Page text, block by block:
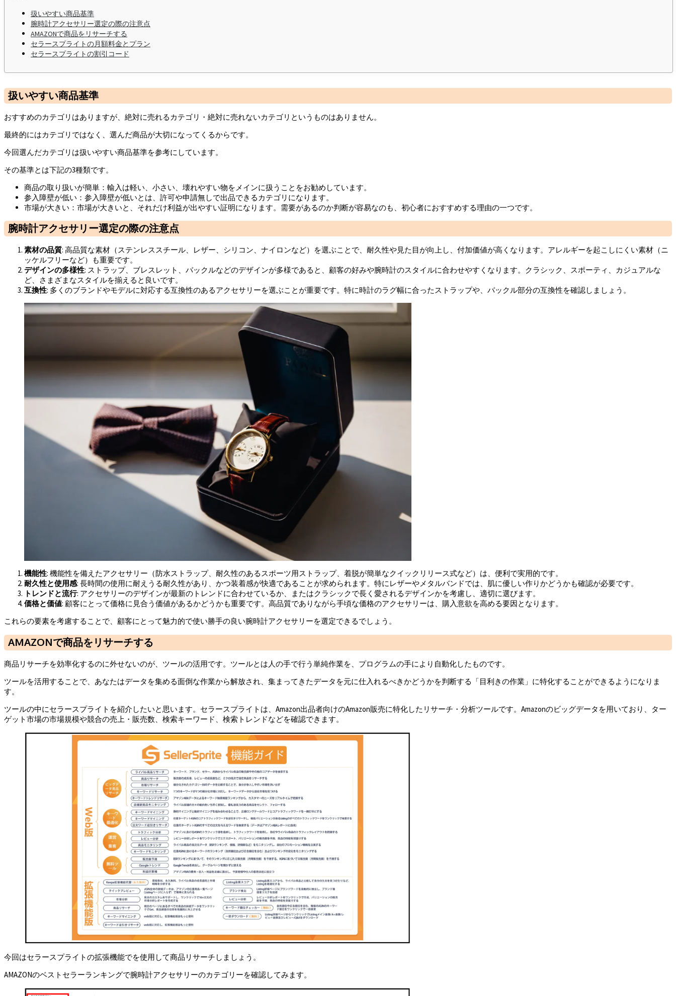
扱いやすい商品基準
腕時計アクセサリー選定の際の注意点
AMAZONで商品をリサーチする
セラースプライトの月額料金とプラン
セラースプライトの割引コード
扱いやすい商品基準
おすすめのカテゴリはありますが、絶対に売れるカテゴリ・絶対に売れないカテゴリというものはありません。
最終的にはカテゴリではなく、選んだ商品が大切になってくるからです。
今回選んだカテゴリは扱いやすい商品基準を参考にしています。
その基準とは下記の3種類です。
商品の取り扱いが簡単：輸入は軽い、小さい、壊れやすい物をメインに扱うことをお勧めしています。
参入障壁が低い：参入障壁が低いとは、許可や申請無しで出品できるカテゴリになります。
市場が大きい：市場が大きいと、それだけ利益が出やすい証明になります。需要があるのか判断が容易なのも、初心者におすすめする理由の一つです。
腕時計アクセサリー選定の際の注意点
素材の品質: 高品質な素材（ステンレススチール、レザー、シリコン、ナイロンなど）を選ぶことで、耐久性や見た目が向上し、付加価値が高くなります。アレルギーを起こしにくい素材（ニ
ッケルフリーなど）も重要です。
デザインの多様性: ストラップ、ブレスレット、バックルなどのデザインが多様であると、顧客の好みや腕時計のスタイルに合わせやすくなります。クラシック、スポーティ、カジュアルな
ど、さまざまなスタイルを揃えると良いです。
互換性: 多くのブランドやモデルに対応する互換性のあるアクセサリーを選ぶことが重要です。特に時計のラグ幅に合ったストラップや、バックル部分の互換性を確認しましょう。
機能性: 機能性を備えたアクセサリー（防水ストラップ、耐久性のあるスポーツ用ストラップ、着脱が簡単なクイックリリース式など）は、便利で実用的です。
耐久性と使用感: 長時間の使用に耐えうる耐久性があり、かつ装着感が快適であることが求められます。特にレザーやメタルバンドでは、肌に優しい作りかどうかも確認が必要です。
トレンドと流行: アクセサリーのデザインが最新のトレンドに合わせているか、またはクラシックで長く愛されるデザインかを考慮し、適切に選びます。
価格と価値: 顧客にとって価格に見合う価値があるかどうかも重要です。高品質でありながら手頃な価格のアクセサリーは、購入意欲を高める要因となります。
これらの要素を考慮することで、顧客にとって魅力的で使い勝手の良い腕時計アクセサリーを選定できるでしょう。
AMAZONで商品をリサーチする
商品リサーチを効率化するのに外せないのが、ツールの活用です。ツールとは人の手で行う単純作業を、プログラムの手により自動化したものです。
ツールを活用することで、あなたはデータを集める面倒な作業から解放され、集まってきたデータを元に仕入れるべきかどうかを判断する「目利きの作業」に特化することができるようになりま
す。
ツールの中にセラースプライトを紹介したいと思います。セラースプライトは、Amazon出品者向けのAmazon販売に特化したリサーチ・分析ツールです。Amazonのビッグデータを用いており、ター
ゲット市場の市場規模や競合の売上・販売数、検索キーワード、検索トレンドなどを確認できます。
今回はセラースプライトの拡張機能でを使用して商品リサーチしましょう。
AMAZONのベストセラーランキングで腕時計アクセサリーのカテゴリーを確認してみます。